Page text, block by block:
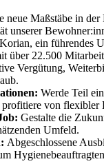
neue Maßstäbe in
unserer
Korian, ein führendes
über 22.500
Vergütung,
Werde Teil
von flexibler
Gestalte die
Umfeld.
Abgeschlossene